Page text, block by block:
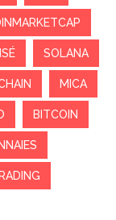
SOLANA
MICA
BITCOIN